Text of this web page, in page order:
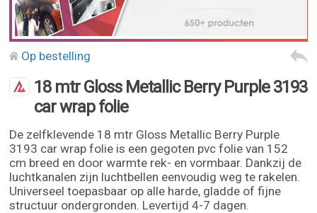
Op bestelling
18 mtr Gloss Metallic Berry Purple 3193
car wrap folie
De zelfklevende 18 mtr Gloss Metallic Berry Purple
3193 car wrap folie is een gegoten pvc folie van 152
cm breed en door warmte rek- en vormbaar. Dankzij de
luchtkanalen zijn luchtbellen eenvoudig weg te rakelen.
Universeel toepasbaar op alle harde, gladde of fijne
structuur ondergronden. Levertijd 4-7 dagen.